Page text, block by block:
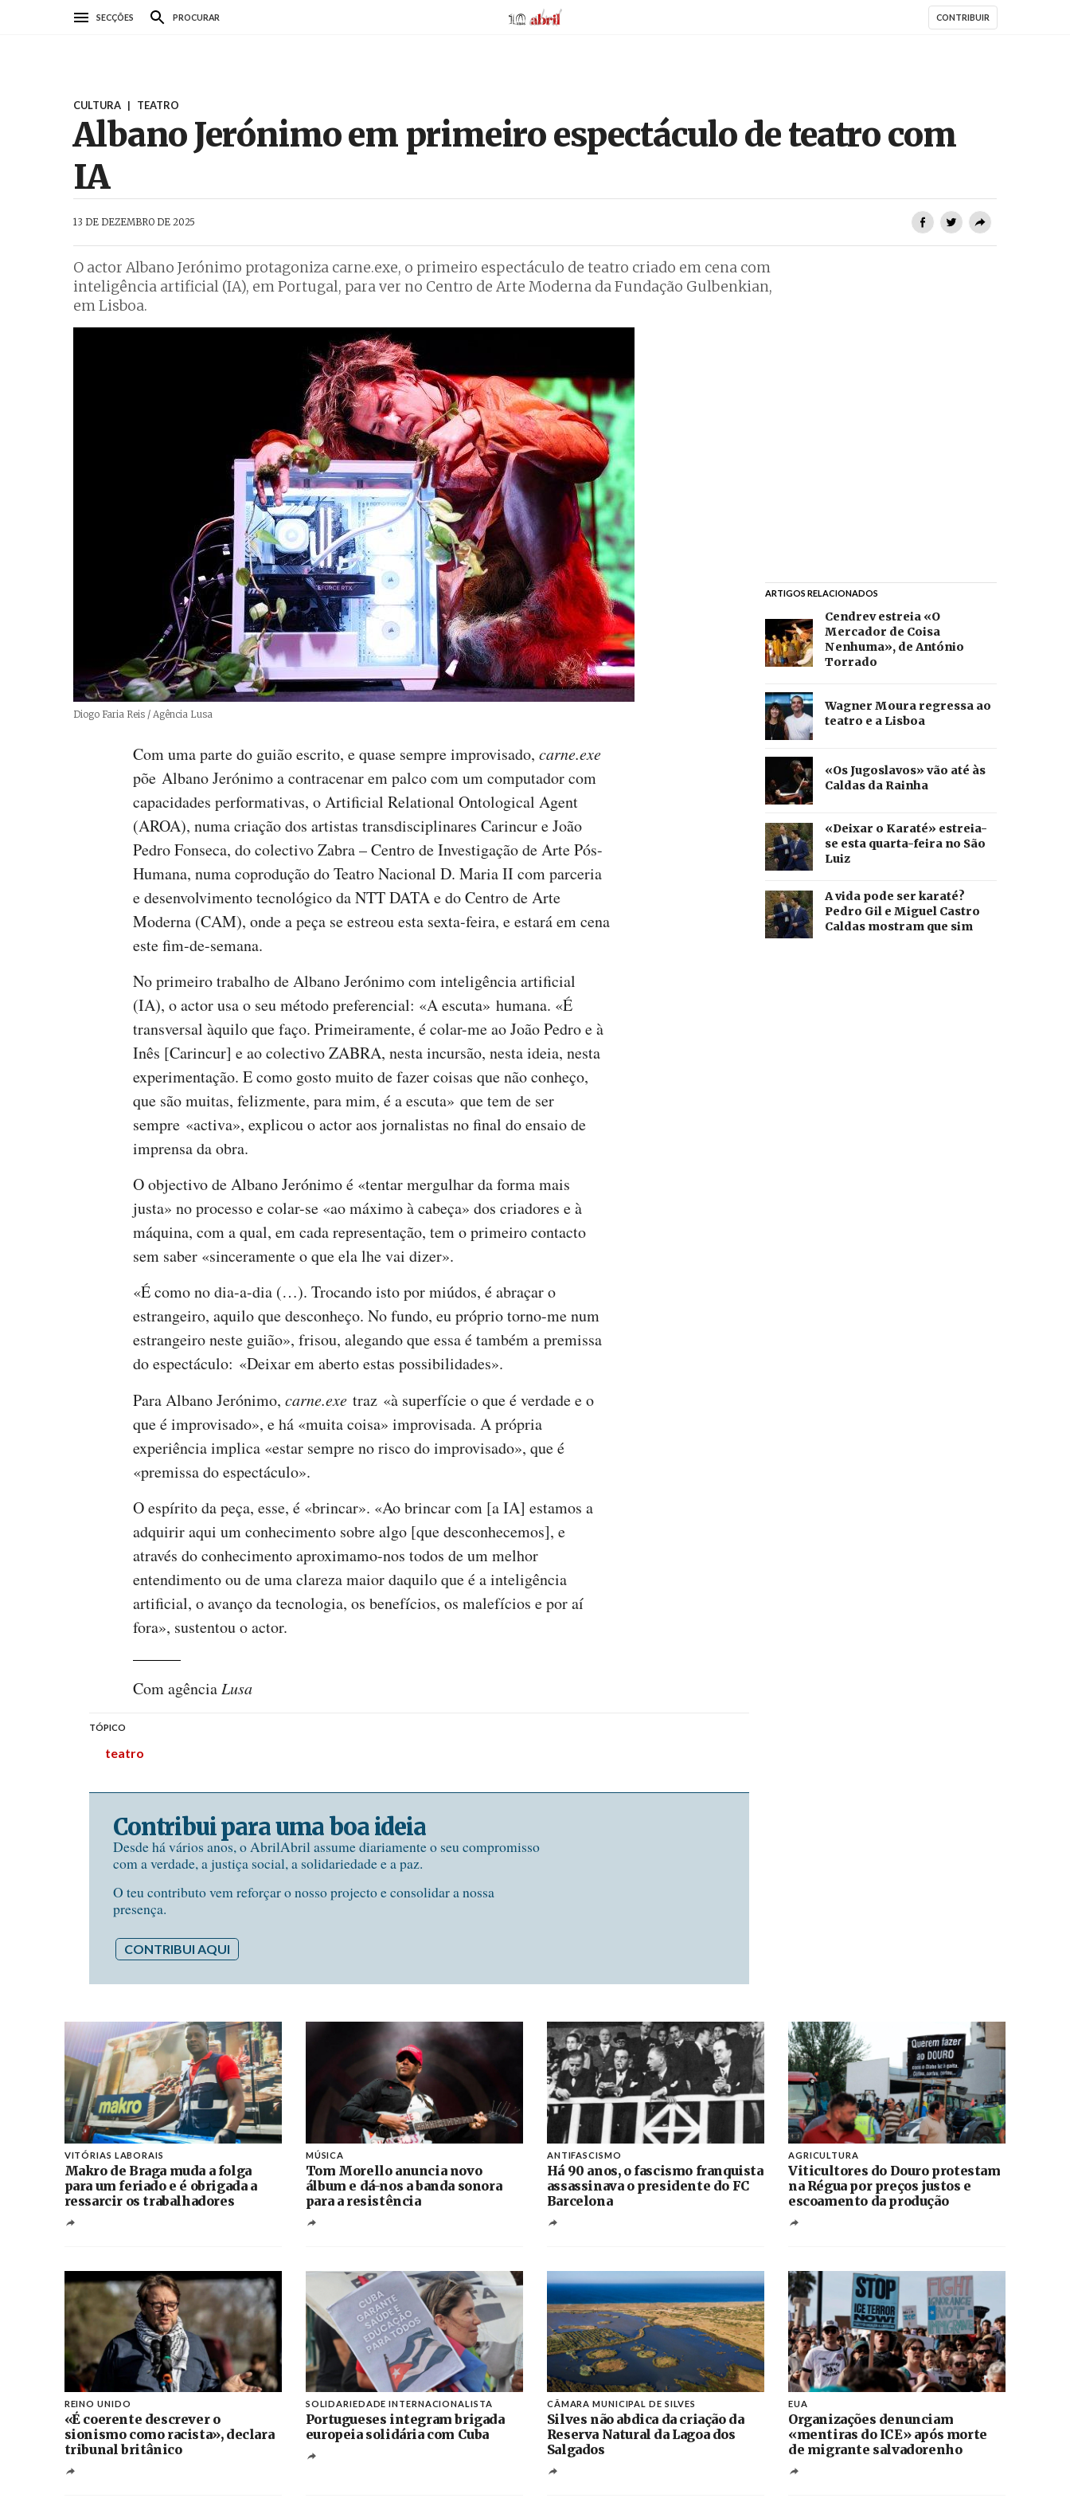
SECÇÕES PROCURAR AbrilAbril CONTRIBUIR
CULTURA | TEATRO
Albano Jerónimo em primeiro espectáculo de teatro com
IA
13 DE DEZEMBRO DE 2025
O actor Albano Jerónimo protagoniza carne.exe, o primeiro espectáculo de teatro criado em cena com
inteligência artificial (IA), em Portugal, para ver no Centro de Arte Moderna da Fundação Gulbenkian,
em Lisboa.
Créditos
Diogo Faria Reis / Agência Lusa
Com uma parte do guião escrito, e quase sempre improvisado, carne.exe
põe Albano Jerónimo a contracenar em palco com um computador com
capacidades performativas, o Artificial Relational Ontological Agent
(AROA), numa criação dos artistas transdisciplinares Carincur e João
Pedro Fonseca, do colectivo Zabra – Centro de Investigação de Arte Pós-
Humana, numa coprodução do Teatro Nacional D. Maria II com parceria
e desenvolvimento tecnológico da NTT DATA e do Centro de Arte
Moderna (CAM), onde a peça se estreou esta sexta-feira, e estará em cena
este fim-de-semana.
No primeiro trabalho de Albano Jerónimo com inteligência artificial
(IA), o actor usa o seu método preferencial: «A escuta» humana. «É
transversal àquilo que faço. Primeiramente, é colar-me ao João Pedro e à
Inês [Carincur] e ao colectivo ZABRA, nesta incursão, nesta ideia, nesta
experimentação. E como gosto muito de fazer coisas que não conheço,
que são muitas, felizmente, para mim, é a escuta» que tem de ser
sempre «activa», explicou o actor aos jornalistas no final do ensaio de
imprensa da obra.
O objectivo de Albano Jerónimo é «tentar mergulhar da forma mais
justa» no processo e colar-se «ao máximo à cabeça» dos criadores e à
máquina, com a qual, em cada representação, tem o primeiro contacto
sem saber «sinceramente o que ela lhe vai dizer».
«É como no dia-a-dia (…). Trocando isto por miúdos, é abraçar o
estrangeiro, aquilo que desconheço. No fundo, eu próprio torno-me num
estrangeiro neste guião», frisou, alegando que essa é também a premissa
do espectáculo: «Deixar em aberto estas possibilidades».
Para Albano Jerónimo, carne.exe traz «à superfície o que é verdade e o
que é improvisado», e há «muita coisa» improvisada. A própria
experiência implica «estar sempre no risco do improvisado», que é
«premissa do espectáculo».
O espírito da peça, esse, é «brincar». «Ao brincar com [a IA] estamos a
adquirir aqui um conhecimento sobre algo [que desconhecemos], e
através do conhecimento aproximamo-nos todos de um melhor
entendimento ou de uma clareza maior daquilo que é a inteligência
artificial, o avanço da tecnologia, os benefícios, os malefícios e por aí
fora», sustentou o actor.
Com agência Lusa
TÓPICO
teatro
Contribui para uma boa ideia
Desde há vários anos, o AbrilAbril assume diariamente o seu compromisso
com a verdade, a justiça social, a solidariedade e a paz.
O teu contributo vem reforçar o nosso projecto e consolidar a nossa
presença.
CONTRIBUI AQUI
ARTIGOS RELACIONADOS
Cendrev estreia «O
Mercador de Coisa
Nenhuma», de António
Torrado
Wagner Moura regressa ao
teatro e a Lisboa
«Os Jugoslavos» vão até às
Caldas da Rainha
«Deixar o Karaté» estreia-
se esta quarta-feira no São
Luiz
A vida pode ser karaté?
Pedro Gil e Miguel Castro
Caldas mostram que sim
VITÓRIAS LABORAIS
Makro de Braga muda a folga
para um feriado e é obrigada a
ressarcir os trabalhadores
MÚSICA
Tom Morello anuncia novo
álbum e dá-nos a banda sonora
para a resistência
ANTIFASCISMO
Há 90 anos, o fascismo franquista
assassinava o presidente do FC
Barcelona
AGRICULTURA
Viticultores do Douro protestam
na Régua por preços justos e
escoamento da produção
REINO UNIDO
«É coerente descrever o
sionismo como racista», declara
tribunal britânico
SOLIDARIEDADE INTERNACIONALISTA
Portugueses integram brigada
europeia solidária com Cuba
CÂMARA MUNICIPAL DE SILVES
Silves não abdica da criação da
Reserva Natural da Lagoa dos
Salgados
EUA
Organizações denunciam
«mentiras do ICE» após morte
de migrante salvadorenho